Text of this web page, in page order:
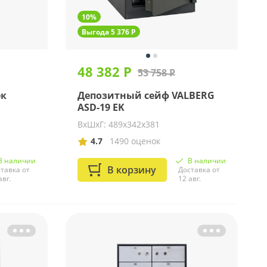
наличии
от
10%
Выгода 5 376 Р
48 382 Р 53 758 Р
Депозитный сейф VALBERG
ASD-19 EK
ВхШхГ: 489х342х381
4.7
1490 оценок
В корзину
В наличии
Доставка от
12 авг.